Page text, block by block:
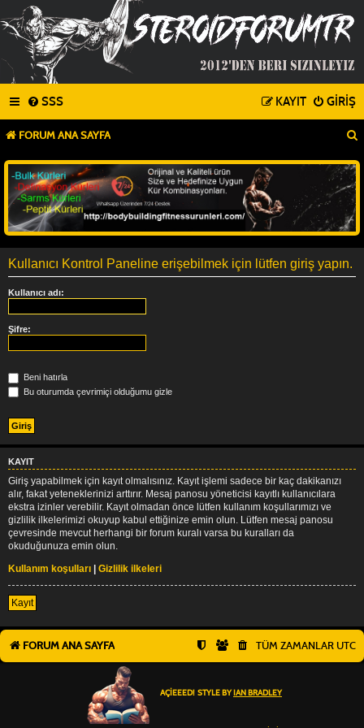
SSS GIRIŞ
KAYIT
FORUM ANA SAYFA
Kullanıcı Kontrol Paneline erişebilmek için lütfen giriş yapın.
Kullanıcı adı:
Şifre:
Beni hatırla
Bu oturumda çevrimiçi olduğumu gizle
KAYIT
Giriş yapabilmek için kayıt olmalısınız. Kayıt işlemi sadece bir kaç dakikanızı
alır, fakat yeteneklerinizi arttırır. Mesaj panosu yöneticisi kayıtlı kullanıcılara
ekstra izinler verebilir. Kayıt olmadan önce lütfen kullanım koşullarımızı ve
gizlilik ilkelerimizi okuyup kabul ettiğinize emin olun. Lütfen mesaj panosu
çevresinde mevcut herhangi bir forum kuralı varsa bu kuralları da
okuduğunuza emin olun.
Kullanım koşulları | Gizlilik ilkeleri
Kayıt
FORUM ANA SAYFA TÜM ZAMANLAR UTC
AÇIEEED! STYLE BY IAN BRADLEY